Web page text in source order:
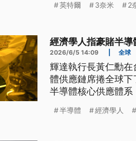
英特爾 3奈米 2
經濟學人指豪賭半
2026/6/5 14:09 全球
輝達執行長黃仁勳
體供應鏈席捲全球
半導體核心供應體系
業，在中國的激烈
半導體 經濟學人